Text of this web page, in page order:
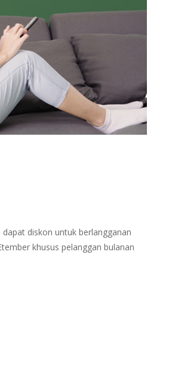
diskon untuk berlangganan
khusus pelanggan bulanan